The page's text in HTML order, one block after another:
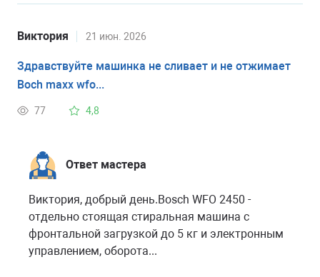
Виктория 21 июн. 2026
Здравствуйте машинка не сливает и не отжимает
Boch maxx wfo...
77 4,8
Ответ мастера
Виктория, добрый день.Bosch WFO 2450 -
отдельно стоящая стиральная машина с
фронтальной загрузкой до 5 кг и электронным
управлением, оборота...